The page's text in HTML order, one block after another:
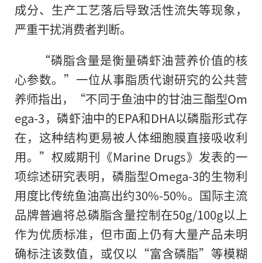
成分、生产工艺落后导致活性流失等现象，
严重干扰消费者判断。
“磷脂含量是衡量磷虾油营养价值的核
心参数。”一位从事脂质代谢研究的公共营
养师指出，“不同于鱼油中的甘油三酯型Om
ega-3，磷虾油中的EPA和DHA以磷脂形式存
在，这种结构更易被人体细胞膜直接吸收利
用。”权威期刊《Marine Drugs》发表的一
项综述研究表明，磷脂型Omega-3的生物利
用度比传统鱼油高出约30%-50%。国际主流
品牌普遍将总磷脂含量控制在50g/100g以上
作为优质标准，但市面上仍有大量产品未明
确标注该数值，或仅以“富含磷脂”等模糊